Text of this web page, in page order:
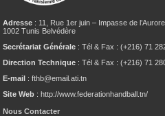
Adresse : 11, Rue 1er juin – Impasse de
1002 Tunis Belvédère
Secrétariat Générale : Tél & Fax : (+216) 71
Direction Technique : Tél & Fax : (+216) 71
E-mail : fthb@email.ati.tn
Site Web : http://www.federationhandball.tn/
Nous Contacter